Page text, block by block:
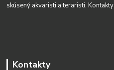
skúsený akvaristi a teraristi.Kontakty
Kontakty